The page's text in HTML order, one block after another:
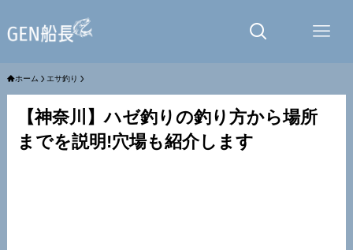
ホーム エサ釣り
【神奈川】ハゼ釣りの釣り方から場所
までを説明!穴場も紹介します